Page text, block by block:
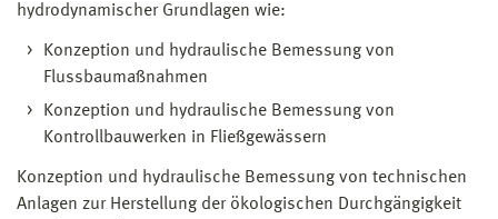
hydrodynamischer Grundlagen wie:
Konzeption und hydraulische Bemessung von
Flussbaumaßnahmen
Konzeption und hydraulische Bemessung von
Kontrollbauwerken in Fließgewässern
Konzeption und hydraulische Bemessung von technischen
Anlagen zur Herstellung der ökologischen Durchgängigkeit